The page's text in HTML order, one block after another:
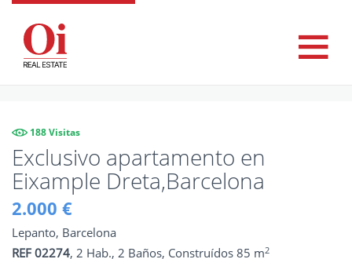
188 Visitas
Exclusivo apartamento en
Eixample Dreta,Barcelona
2.000 €
Lepanto, Barcelona
REF 02274, 2 Hab., 2 Baños, Construídos 85 m2